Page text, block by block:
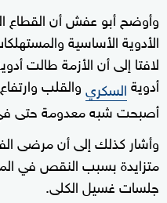
وأوضح أبو عفش أن القطاع
الأدوية الأساسية
لافتا إلى أن الأزمة طالت
أدويةالسكريوالقلب
أصبحت شبه معدومة حتى
وأشار كذلك إلى أن مرضى
متزايدة بسبب النقص في
جلسات غسيل الكلى.